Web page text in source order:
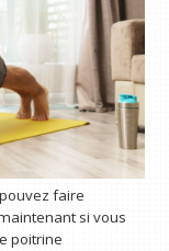
faire
si vous
poitrine